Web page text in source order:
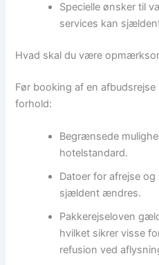
Specielle ønsker til
services kan
Hvad skal du være
Før booking af en
forhold:
Begrænsede
hotelstandard.
Datoer for afrejse
sjældent ændres.
Pakkerejseloven
hvilket sikrer visse
refusion ved